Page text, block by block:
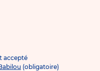
accepté
(obligatoire)